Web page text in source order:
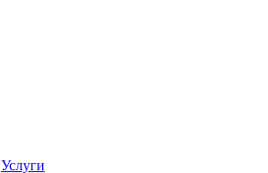
Услуги